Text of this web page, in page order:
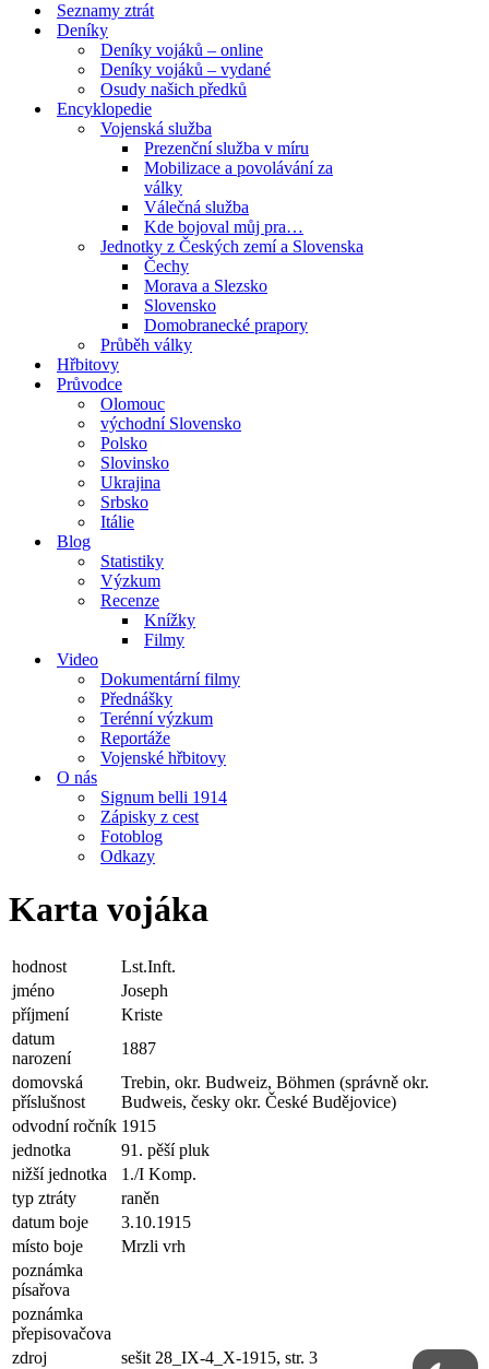
Seznamy ztrát
Deníky
Deníky vojáků – online
Deníky vojáků – vydané
Osudy našich předků
Encyklopedie
Vojenská služba
Prezenční služba v míru
Mobilizace a povolávání za
války
Válečná služba
Kde bojoval můj pra…
Jednotky z Českých zemí a Slovenska
Čechy
Morava a Slezsko
Slovensko
Domobranecké prapory
Průběh války
Hřbitovy
Průvodce
Olomouc
východní Slovensko
Polsko
Slovinsko
Ukrajina
Srbsko
Itálie
Blog
Statistiky
Výzkum
Recenze
Knížky
Filmy
Video
Dokumentární filmy
Přednášky
Terénní výzkum
Reportáže
Vojenské hřbitovy
O nás
Signum belli 1914
Zápisky z cest
Fotoblog
Odkazy
Karta vojáka
hodnost
Lst.Inft.
jméno
Joseph
příjmení
Kriste
datum
narození
1887
domovská
příslušnost
Trebin, okr. Budweiz, Böhmen (správně okr.
Budweis, česky okr. České Budějovice)
odvodní ročník 1915
jednotka
91. pěší pluk
nižší jednotka
1./I Komp.
typ ztráty
raněn
datum boje
3.10.1915
místo boje
Mrzli vrh
poznámka
písařova
poznámka
přepisovačova
zdroj
sešit 28_IX-4_X-1915, str. 3